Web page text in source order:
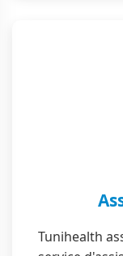
Tunihealth